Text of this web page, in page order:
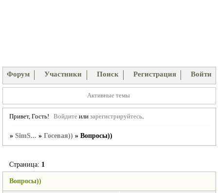
Форум Участники Поиск Регистрация Войти
Активные темы
Привет, Гость! Войдитеили зарегистрируйтесь.
» SimS... » Госевая)) » Вопросы))
Вопросы))
Страница: 1